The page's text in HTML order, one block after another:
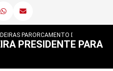
PARA ESCRITORIO
ORCAMENTO DE CADEIRA
PRESIDENTE PARA